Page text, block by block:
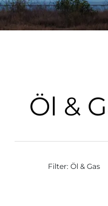
Öl &
Filter: Öl & Gas